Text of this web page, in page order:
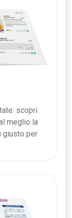
scopri
meglio la
giusto per